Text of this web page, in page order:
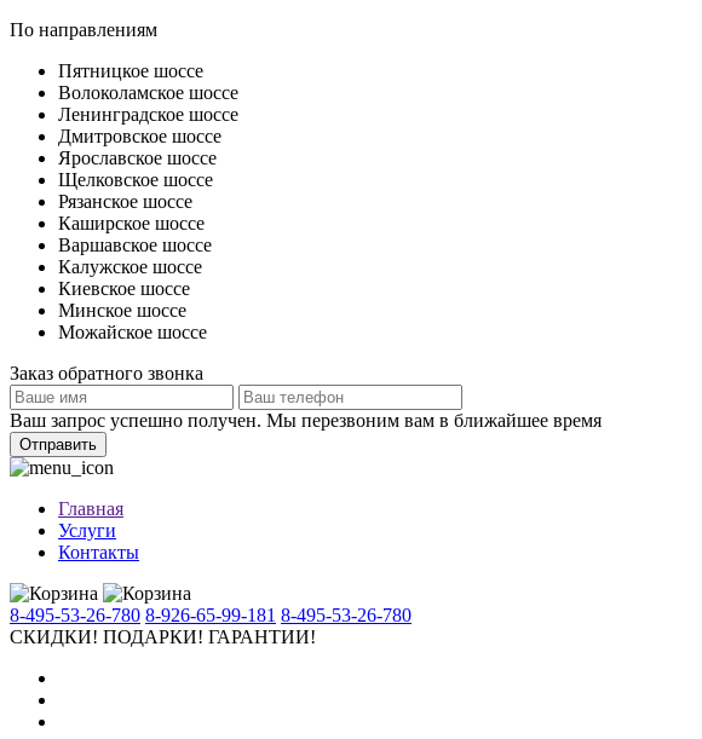
По направлениям
Пятницкое шоссе
Волоколамское шоссе
Ленинградское шоссе
Дмитровское шоссе
Ярославское шоссе
Щелковское шоссе
Рязанское шоссе
Каширское шоссе
Варшавское шоссе
Калужское шоссе
Киевское шоссе
Минское шоссе
Можайское шоссе
Заказ обратного звонка
Ваш запрос успешно получен. Мы перезвоним вам в ближайшее время
Отправить
Главная
Услуги
Контакты
8-495-53-26-780 8-926-65-99-181 8-495-53-26-780
СКИДКИ! ПОДАРКИ! ГАРАНТИИ!